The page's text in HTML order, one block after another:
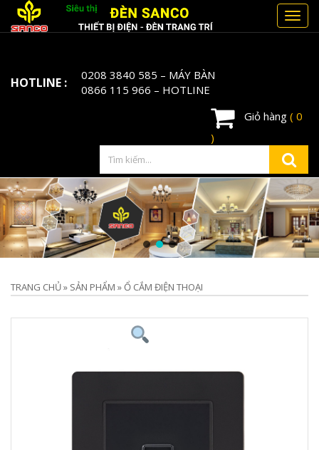
HOTLINE : 0208 3840 585 – MÁY BÀN
0866 115 966 – HOTLINE
Giỏ hàng ( 0
)
TRANG CHỦ» SẢN PHẨM »Ổ CẮM ĐIỆN THOẠI